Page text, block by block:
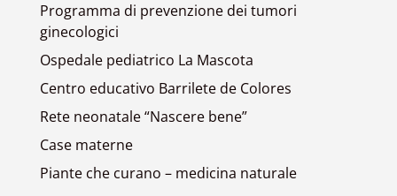
Programma di prevenzione dei tumori
ginecologici
Ospedale pediatrico La Mascota
Centro educativo Barrilete de Colores
Rete neonatale “Nascere bene”
Case materne
Piante che curano – medicina naturale